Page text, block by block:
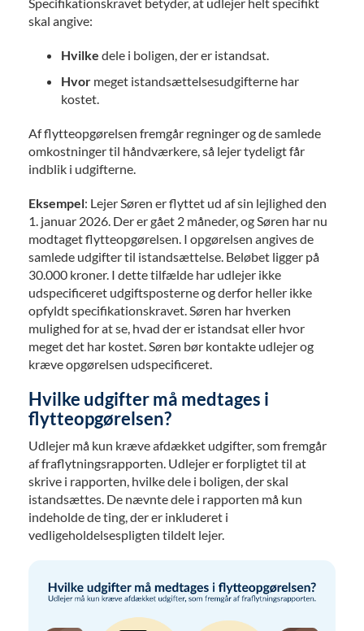
skal angive:
Hvilke dele i boligen, der er istandsat.
Hvor meget istandsættelsesudgifterne har
kostet.
Af flytteopgørelsen fremgår regninger og de samlede
omkostninger til håndværkere, så lejer tydeligt får
indblik i udgifterne.
Eksempel: Lejer Søren er flyttet ud af sin lejlighed den
1. januar 2026. Der er gået 2 måneder, og Søren har nu
modtaget flytteopgørelsen. I opgørelsen angives de
samlede udgifter til istandsættelse. Beløbet ligger på
30.000 kroner. I dette tilfælde har udlejer ikke
udspecificeret udgiftsposterne og derfor heller ikke
opfyldt specifikationskravet. Søren har hverken
mulighed for at se, hvad der er istandsat eller hvor
meget det har kostet. Søren bør kontakte udlejer og
kræve opgørelsen udspecificeret.
Hvilke udgifter må medtages i
flytteopgørelsen?
Udlejer må kun kræve afdækket udgifter, som fremgår
af fraflytningsrapporten. Udlejer er forpligtet til at
skrive i rapporten, hvilke dele i boligen, der skal
istandsættes. De nævnte dele i rapporten må kun
indeholde de ting, der er inkluderet i
vedligeholdelsespligten tildelt lejer.